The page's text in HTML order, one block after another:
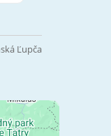
Ľupča